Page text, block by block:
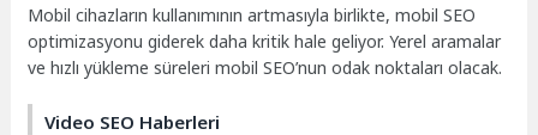
Mobil cihazların kullanımının artmasıyla birlikte, mobil SEO
optimizasyonu giderek daha kritik hale geliyor. Yerel aramalar
ve hızlı yükleme süreleri mobil SEO’nun odak noktaları olacak.
Video SEO Haberleri